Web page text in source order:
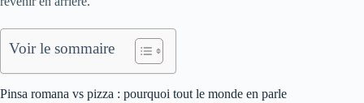
Voir le sommaire
Pinsa romana vs pizza : pourquoi tout le monde en parle